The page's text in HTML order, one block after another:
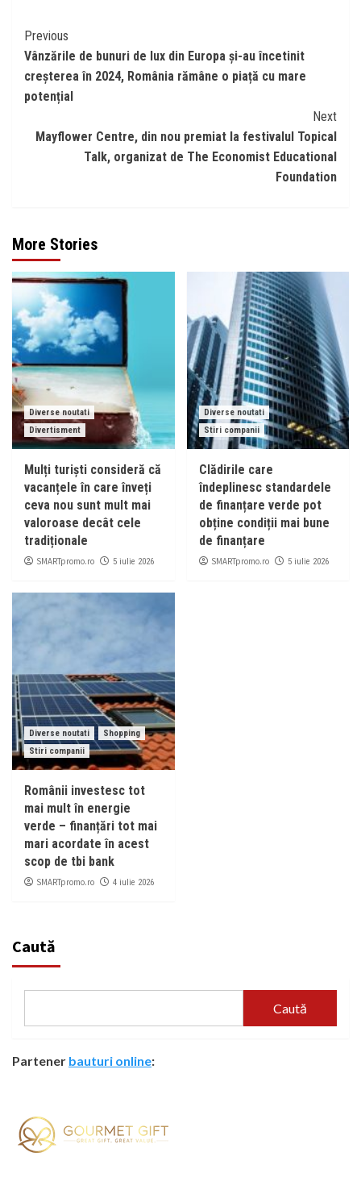
Continue
Reading
Previous
Vânzările de bunuri de lux din Europa și-au încetinit
creșterea în 2024, România rămâne o piață cu mare
potențial
Next
Mayflower Centre, din nou premiat la festivalul Topical
Talk, organizat de The Economist Educational
Foundation
More Stories
Diverse noutati
Divertisment
Mulți turiști consideră că
vacanțele în care înveți
ceva nou sunt mult mai
valoroase decât cele
tradiționale
SMARTpromo.ro 5 iulie 2026
Diverse noutati
Stiri companii
Clădirile care
îndeplinesc standardele
de finanțare verde pot
obține condiții mai bune
de finanțare
SMARTpromo.ro 5 iulie 2026
Diverse noutati
Shopping
Stiri companii
Românii investesc tot
mai mult în energie
verde – finanțări tot mai
mari acordate în acest
scop de tbi bank
SMARTpromo.ro 4 iulie 2026
Caută
Caută
Partener bauturi online: